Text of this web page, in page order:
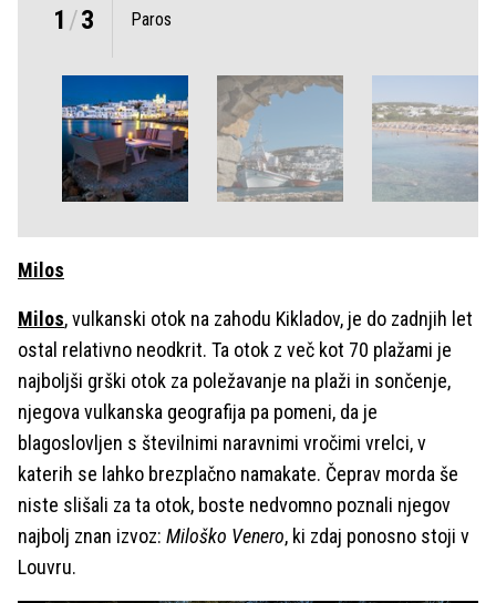
1 /3 Paros
Milos
Milos, vulkanski otok na zahodu Kikladov, je do zadnjih let
ostal relativno neodkrit. Ta otok z več kot 70 plažami je
najboljši grški otok za poležavanje na plaži in sončenje,
njegova vulkanska geografija pa pomeni, da je
blagoslovljen s številnimi naravnimi vročimi vrelci, v
katerih se lahko brezplačno namakate. Čeprav morda še
niste slišali za ta otok, boste nedvomno poznali njegov
najbolj znan izvoz: Miloško Venero, ki zdaj ponosno stoji v
Louvru.